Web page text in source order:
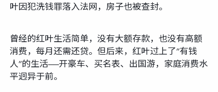
叶因犯洗钱罪落入法网，房子也被查封。
曾经的红叶生活简单，没有大额存款，也没有高额
消费，每月还需还贷。但后来，红叶过上了“有钱
人”的生活——开豪车、买名表、出国游，家庭消费水
平迥异于前。